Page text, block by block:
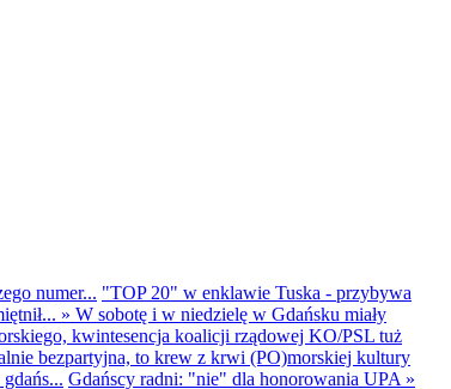
numer... "TOP 20" w enklawie Tuska - przybywa
» W sobotę i w niedzielę w Gdańsku miały
kwintesencja koalicji rządowej KO/PSL tuż
bezpartyjna, to krew z krwi (PO)morskiej kultury
Gdańscy radni: "nie" dla honorowania UPA »